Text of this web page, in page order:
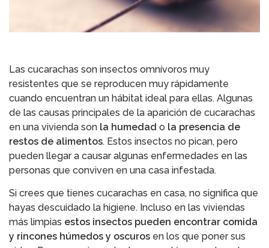
Las cucarachas son insectos omnívoros muy
resistentes que se reproducen muy rápidamente
cuando encuentran un hábitat ideal para ellas. Algunas
de las causas principales de la aparición de cucarachas
en una vivienda son la humedad o la presencia de
restos de alimentos. Estos insectos no pican, pero
pueden llegar a causar algunas enfermedades en las
personas que conviven en una casa infestada.
Si crees que tienes cucarachas en casa, no significa que
hayas descuidado la higiene. Incluso en las viviendas
más limpias estos insectos pueden encontrar comida
y rincones húmedos y oscuros en los que poner sus